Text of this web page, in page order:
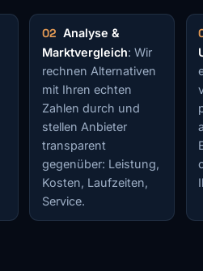
Analyse &
Marktvergleich: Wir
rechnen Alternativen
mit Ihren echten
Zahlen durch und
stellen Anbieter
transparent
gegenüber: Leistung,
Kosten, Laufzeiten,
Service.